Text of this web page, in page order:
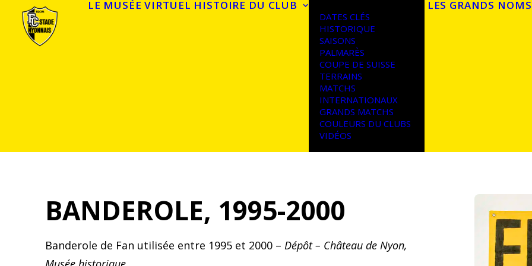
LE MUSÉE VIRTUEL HISTOIRE DU CLUB
DATES CLÉS
HISTORIQUE
SAISONS
PALMARÈS
COUPE DE SUISSE
TERRAINS
MATCHS
INTERNATIONAUX
GRANDS MATCHS
COULEURS DU CLUBS
VIDÉOS
LES GRANDS NOMS
BANDEROLE, 1995-2000
Banderole de Fan utilisée entre 1995 et 2000 – Dépôt – Château de Nyon,